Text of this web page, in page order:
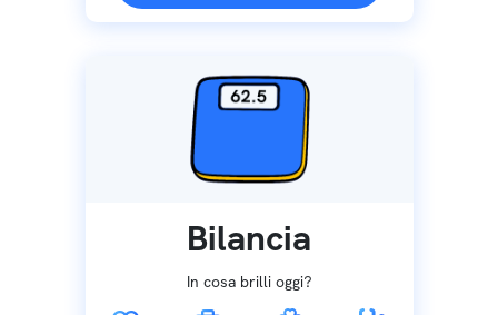
Bilancia
In cosa brilli oggi?